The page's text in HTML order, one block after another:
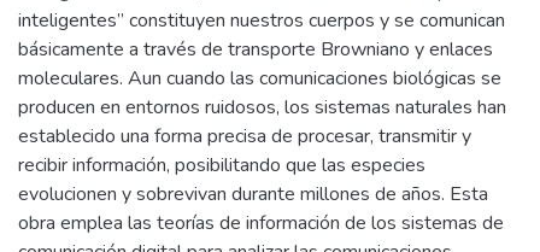
inteligentes” constituyen nuestros cuerpos y se comunican
básicamente a través de transporte Browniano y enlaces
moleculares. Aun cuando las comunicaciones biológicas se
producen en entornos ruidosos, los sistemas naturales han
establecido una forma precisa de procesar, transmitir y
recibir información, posibilitando que las especies
evolucionen y sobrevivan durante millones de años. Esta
obra emplea las teorías de información de los sistemas de